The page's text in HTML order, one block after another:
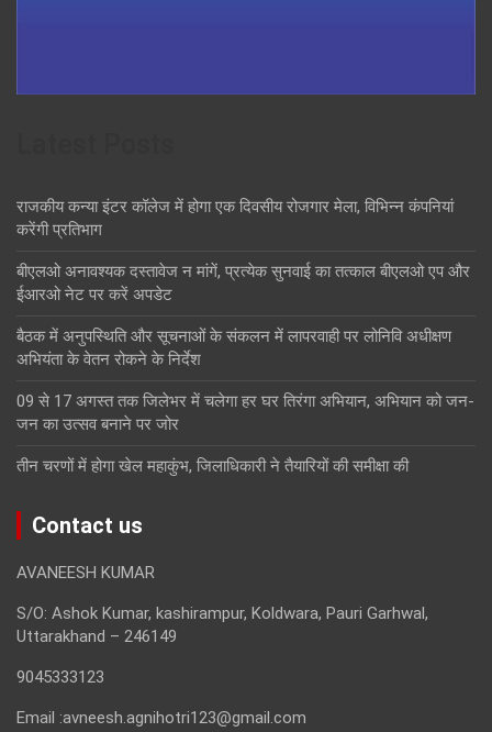
राजकीय कन्या इंटर कॉलेज में होगा एक दिवसीय रोजगार मेला, विभिन्न कंपनियां
करेंगी प्रतिभाग
बीएलओ अनावश्यक दस्तावेज न मांगें, प्रत्येक सुनवाई का तत्काल बीएलओ एप और
ईआरओ नेट पर करें अपडेट
बैठक में अनुपस्थिति और सूचनाओं के संकलन में लापरवाही पर लोनिवि अधीक्षण
अभियंता के वेतन रोकने के निर्देश
09 से 17 अगस्त तक जिलेभर में चलेगा हर घर तिरंगा अभियान, अभियान को जन-
जन का उत्सव बनाने पर जोर
तीन चरणों में होगा खेल महाकुंभ, जिलाधिकारी ने तैयारियों की समीक्षा की
Contact us
AVANEESH KUMAR
S/O: Ashok Kumar, kashirampur, Koldwara, Pauri Garhwal,
Uttarakhand – 246149
9045333123
Email :avneesh.agnihotri123@gmail.com